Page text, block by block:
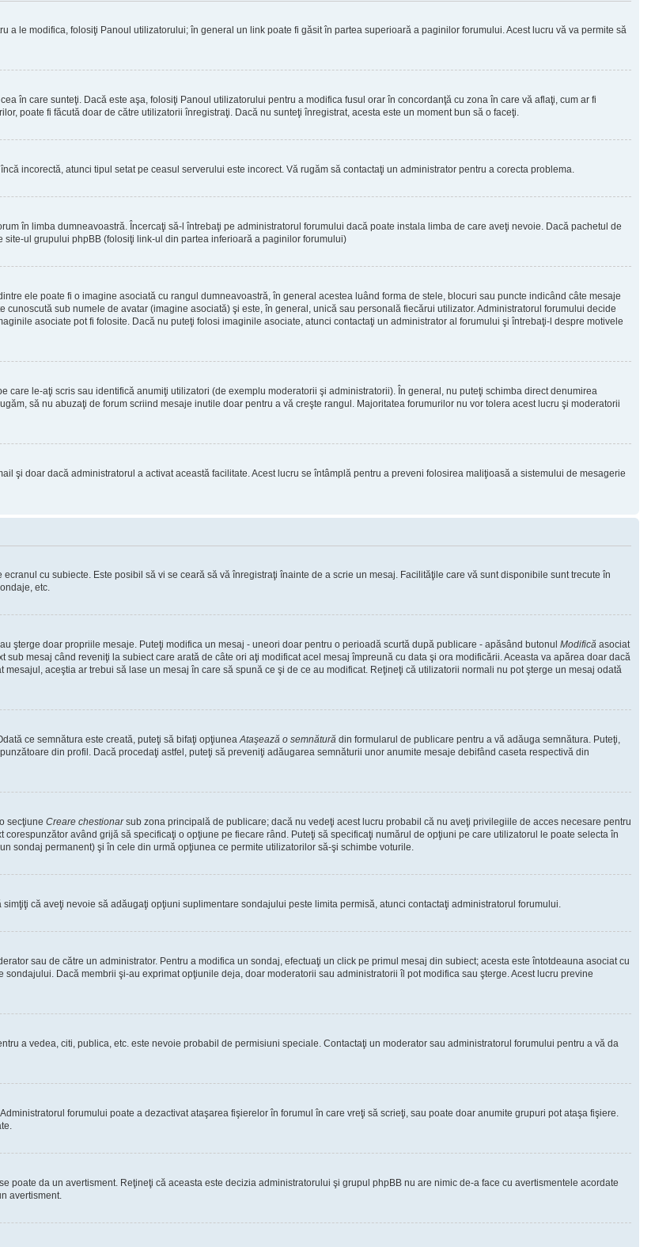
a le modifica, folosiţi Panoul utilizatorului; în general un link poate fi găsit în partea superioară a paginilor forumului. Acest lucru vă va permite să
în care sunteţi. Dacă este aşa, folosiţi Panoul utilizatorului pentru a modifica fusul orar în concordanţă cu zona în care vă aflaţi, cum ar fi
poate fi făcută doar de către utilizatorii înregistraţi. Dacă nu sunteţi înregistrat, acesta este un moment bun să o faceţi.
incorectă, atunci tipul setat pe ceasul serverului este incorect. Vă rugăm să contactaţi un administrator pentru a corecta problema.
în limba dumneavoastră. Încercaţi să-l întrebaţi pe administratorul forumului dacă poate instala limba de care aveţi nevoie. Dacă pachetul de
ul grupului phpBB (folosiţi link-ul din partea inferioară a paginilor forumului)
ele poate fi o imagine asociată cu rangul dumneavoastră, în general acestea luând forma de stele, blocuri sau puncte indicând câte mesaje
sub numele de avatar (imagine asociată) şi este, în general, unică sau personală fiecărui utilizator. Administratorul forumului decide
asociate pot fi folosite. Dacă nu puteţi folosi imaginile asociate, atunci contactaţi un administrator al forumului şi întrebaţi-l despre motivele
le-aţi scris sau identifică anumiţi utilizatori (de exemplu moderatorii şi administratorii). În general, nu puteţi schimba direct denumirea
să nu abuzaţi de forum scriind mesaje inutile doar pentru a vă creşte rangul. Majoritatea forumurilor nu vor tolera acest lucru şi moderatorii
şi doar dacă administratorul a activat această facilitate. Acest lucru se întâmplă pentru a preveni folosirea maliţioasă a sistemului de mesagerie
cu subiecte. Este posibil să vi se ceară să vă înregistraţi înainte de a scrie un mesaj. Facilităţile care vă sunt disponibile sunt trecute în
etc.
şterge doar propriile mesaje. Puteţi modifica un mesaj - uneori doar pentru o perioadă scurtă după publicare - apăsând butonul Modifică asociat
mesaj când reveniţi la subiect care arată de câte ori aţi modificat acel mesaj împreună cu data şi ora modificării. Aceasta va apărea doar dacă
aceştia ar trebui să lase un mesaj în care să spună ce şi de ce au modificat. Reţineţi că utilizatorii normali nu pot şterge un mesaj odată
ce semnătura este creată, puteţi să bifaţi opţiunea Ataşează o semnătură din formularul de publicare pentru a vă adăuga semnătura. Puteţi,
din profil. Dacă procedaţi astfel, puteţi să preveniţi adăugarea semnăturii unor anumite mesaje debifând caseta respectivă din
secţiune Creare chestionarsub zona principală de publicare; dacă nu vedeţi acest lucru probabil că nu aveţi privilegiile de acces necesare pentru
având grijă să specificaţi o opţiune pe fiecare rând. Puteţi să specificaţi numărul de opţiuni pe care utilizatorul le poate selecta în
sondaj permanent) şi în cele din urmă opţiunea ce permite utilizatorilor să-şi schimbe voturile.
că aveţi nevoie să adăugaţi opţiuni suplimentare sondajului peste limita permisă, atunci contactaţi administratorul forumului.
sau de către un administrator. Pentru a modifica un sondaj, efectuaţi un click pe primul mesaj din subiect; acesta este întotdeauna asociat cu
Dacă membrii şi-au exprimat opţiunile deja, doar moderatorii sau administratorii îl pot modifica sau şterge. Acest lucru previne
a vedea, citi, publica, etc. este nevoie probabil de permisiuni speciale. Contactaţi un moderator sau administratorul forumului pentru a vă da
forumului poate a dezactivat ataşarea fişierelor în forumul în care vreţi să scrieţi, sau poate doar anumite grupuri pot ataşa fişiere.
poate da un avertisment. Reţineţi că aceasta este decizia administratorului şi grupul phpBB nu are nimic de-a face cu avertismentele acordate
avertisment.